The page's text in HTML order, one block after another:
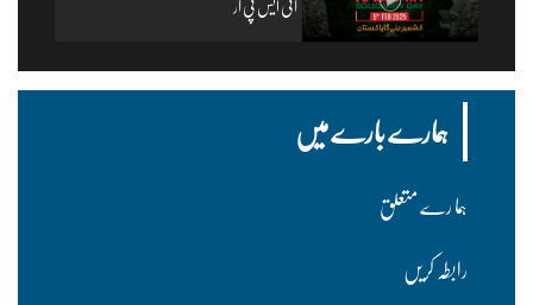
ہمارے بارے میں
ہما رے متعلق
رابطہ کریں